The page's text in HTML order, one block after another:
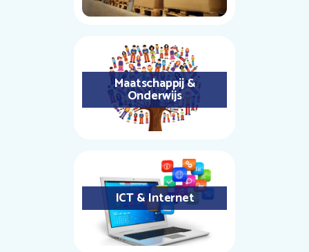
Maatschappij &
Onderwijs
ICT & Internet